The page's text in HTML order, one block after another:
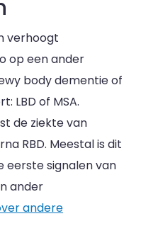
verhoogt
op een ander
body dementie of
LBD of MSA.
de ziekte van
RBD. Meestal is dit
eerste signalen van
ander
andere